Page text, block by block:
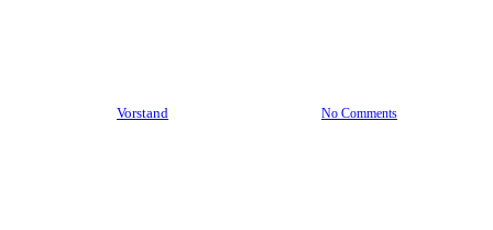
Vorstand No Comments